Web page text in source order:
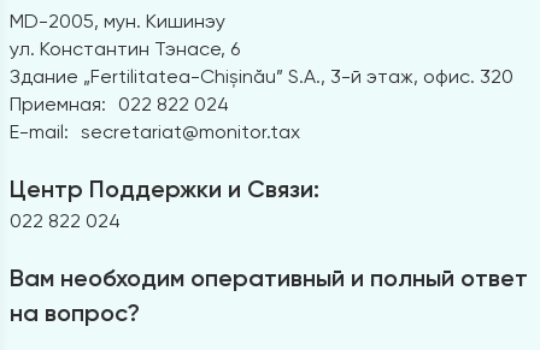
MD-2005, мун. Кишинэу
ул. Константин Тэнасе, 6
Здание „Fertilitatea-Chișinău” S.A., 3-й этаж, офис. 320
Приемная:
022 822 024
E-mail: secretariat@monitor.tax
Центр Поддержки и Связи:
022 822 024
Вам необходим оперативный и полный ответ
на вопрос?